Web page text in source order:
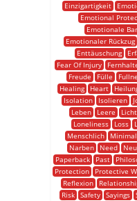
Einzigartigkeit
Emotional
Emotionale
Emotionaler Rückzug
Enttäuschung
Fear Of Injury
Freude
Fülle
Healing
Heart
Isolation
Isolieren
Leben
Leere Licht
Loneliness
Loss
Menschlich
Narben
Need
Paperback
Past
Protection
Protective
Reflexion
Risk Safety Sayings